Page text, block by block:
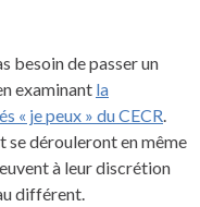
besoin de passer un
examinant la
« je peux » du CECR
se dérouleront en même
à leur discrétion
différent.